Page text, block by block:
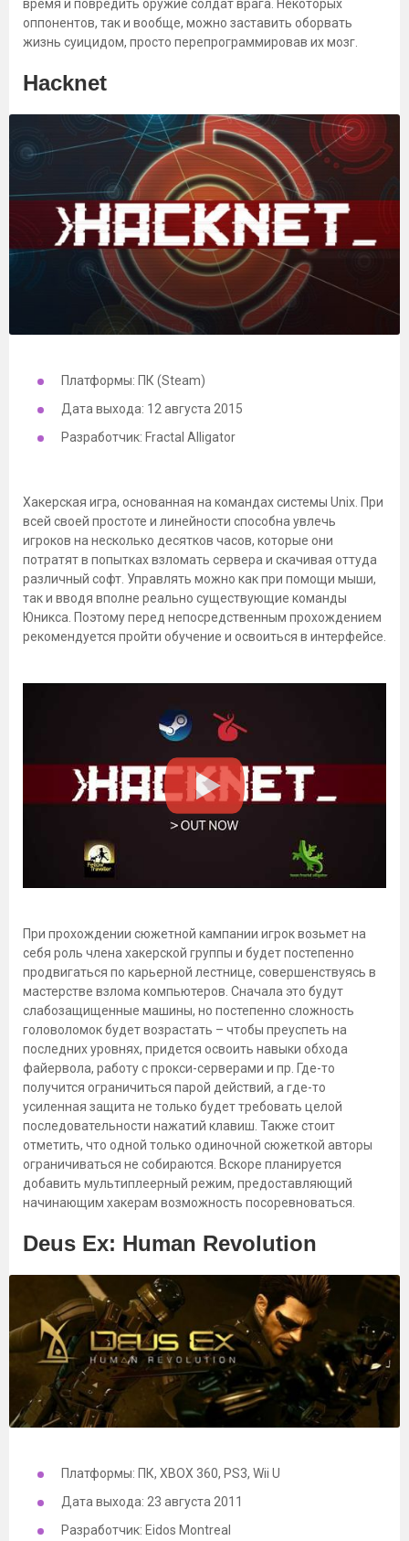
время и повредить оружие солдат врага. Некоторых
оппонентов, так и вообще, можно заставить оборвать
жизнь суицидом, просто перепрограммировав их мозг.
Hacknet
Платформы: ПК (Steam)
Дата выхода: 12 августа 2015
Разработчик: Fractal Alligator
Хакерская игра, основанная на командах системы Unix. При
всей своей простоте и линейности способна увлечь
игроков на несколько десятков часов, которые они
потратят в попытках взломать сервера и скачивая оттуда
различный софт. Управлять можно как при помощи мыши,
так и вводя вполне реально существующие команды
Юникса. Поэтому перед непосредственным прохождением
рекомендуется пройти обучение и освоиться в интерфейсе.
При прохождении сюжетной кампании игрок возьмет на
себя роль члена хакерской группы и будет постепенно
продвигаться по карьерной лестнице, совершенствуясь в
мастерстве взлома компьютеров. Сначала это будут
слабозащищенные машины, но постепенно сложность
головоломок будет возрастать – чтобы преуспеть на
последних уровнях, придется освоить навыки обхода
файервола, работу с прокси-серверами и пр. Где-то
получится ограничиться парой действий, а где-то
усиленная защита не только будет требовать целой
последовательности нажатий клавиш. Также стоит
отметить, что одной только одиночной сюжеткой авторы
ограничиваться не собираются. Вскоре планируется
добавить мультиплеерный режим, предоставляющий
начинающим хакерам возможность посоревноваться.
Deus Ex: Human Revolution
Платформы: ПК, XBOX 360, PS3, Wii U
Дата выхода: 23 августа 2011
Разработчик: Eidos Montreal